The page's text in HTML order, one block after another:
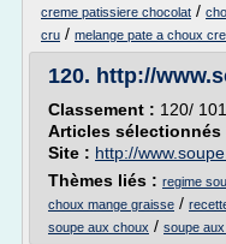
creme patissiere chocolat /
cru / melange pate a choux
120. http://
Classement : 120/
Articles sélectionnés
Site : http://
Thèmes liés : regime
choux mange graisse /
soupe aux choux / soupe